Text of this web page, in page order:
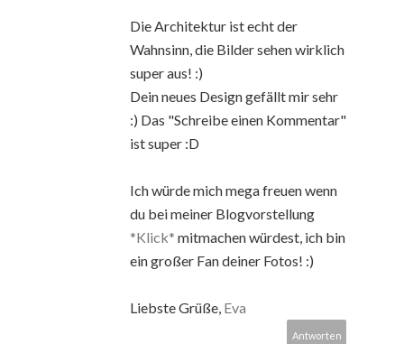
Die Architektur ist echt der
Wahnsinn, die Bilder sehen wirklich
super aus! :)
Dein neues Design gefällt mir sehr
:) Das "Schreibe einen Kommentar"
ist super :D
Ich würde mich mega freuen wenn
du bei meiner Blogvorstellung
*Klick* mitmachen würdest, ich bin
ein großer Fan deiner Fotos! :)
Liebste Grüße, Eva
Antworten